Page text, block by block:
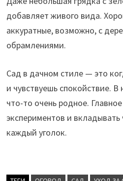
добавляет живого вида.
аккуратные, возможно, с
обрамлениями.
Сад в дачном стиле — это
и чувствуешь спокойствие.
что-то очень родное.
экспериментов и вкладывать
каждый уголок.